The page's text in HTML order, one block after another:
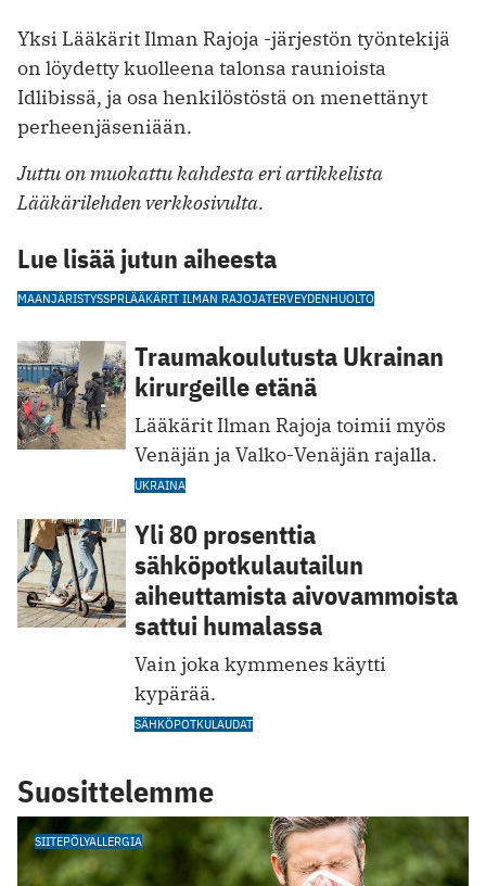
Yksi Lääkärit Ilman Rajoja -järjestön työntekijä
on löydetty kuolleena talonsa raunioista
Idlibissä, ja osa henkilöstöstä on menettänyt
perheenjäseniään.
Juttu on muokattu kahdesta eri artikkelista
Lääkärilehden verkkosivulta.
Lue lisää jutun aiheesta
MAANJÄRISTYSSPRLÄÄKÄRIT ILMAN RAJOJATERVEYDENHUOLTO
Traumakoulutusta Ukrainan
kirurgeille etänä
Lääkärit Ilman Rajoja toimii myös
Venäjän ja Valko-Venäjän rajalla.
UKRAINA
Yli 80 prosenttia
sähköpotkulautailun
aiheuttamista aivovammoista
sattui humalassa
Vain joka kymmenes käytti
kypärää.
SÄHKÖPOTKULAUDAT
Suosittelemme
SIITEPÖLYALLERGIA